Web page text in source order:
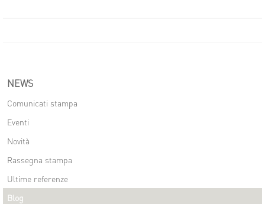
NEWS
Comunicati stampa
Eventi
Novità
Rassegna stampa
Ultime referenze
Blog